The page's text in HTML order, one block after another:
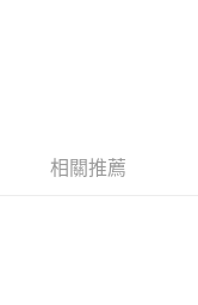
相關推薦